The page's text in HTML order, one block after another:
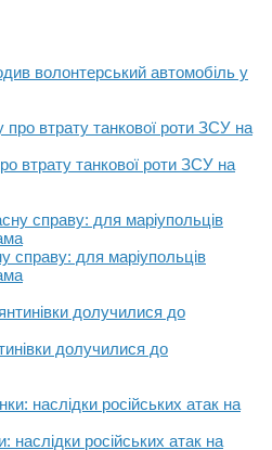
волонтерський автомобіль у
втрату танкової роти ЗСУ на
справу: для маріупольців
долучилися до
російських атак на